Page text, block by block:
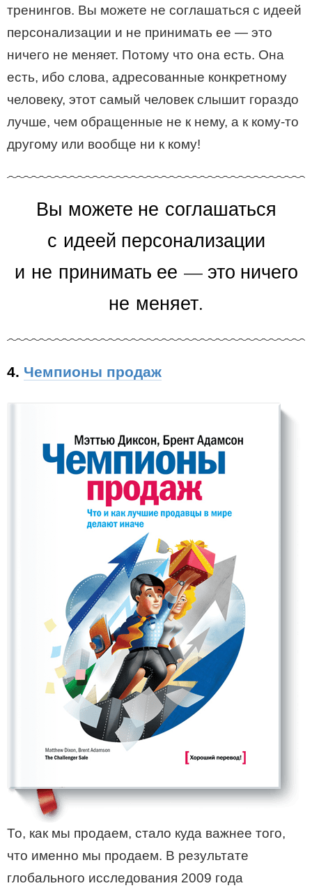
тренингов. Вы можете не соглашаться с идеей
персонализации и не принимать ее — это
ничего не меняет. Потому что она есть. Она
есть, ибо слова, адресованные конкретному
человеку, этот самый человек слышит гораздо
лучше, чем обращенные не к нему, а к кому-то
другому или вообще ни к кому!
Вы можете не соглашаться
с идеей персонализации
и не принимать ее — это ничего
не меняет.
4. Чемпионы продаж
То, как мы продаем, стало куда важнее того,
что именно мы продаем. В результате
глобального исследования 2009 года